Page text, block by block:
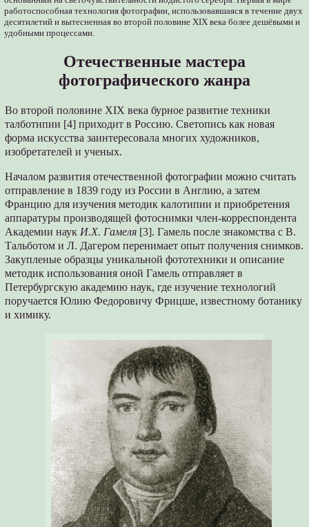
работоспособная технология фотографии, использовавшаяся в течение двух
десятилетий и вытесненная во второй половине XIX века более дешёвыми и
удобными процессами.
Отечественные мастера
фотографического жанра
Во второй половине XIX века бурное развитие техники
талботипии [4] приходит в Россию. Светопись как новая
форма искусства заинтересовала многих художников,
изобретателей и ученых.
Началом развития отечественной фотографии можно считать
отправление в 1839 году из России в Англию, а затем
Францию для изучения методик калотипии и приобретения
аппаратуры производящей фотоснимки член-корреспондента
Академии наук И.Х. Гамеля [3]. Гамель после знакомства с В.
Тальботом и Л. Дагером перенимает опыт получения снимков.
Закупленые образцы уникальной фототехники и описание
методик использования оной Гамель отправляет в
Петербургскую академию наук, где изучение технологий
поручается Юлию Федоровичу Фрицше, известному ботанику
и химику.